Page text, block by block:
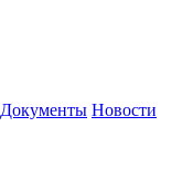
Документы Новости